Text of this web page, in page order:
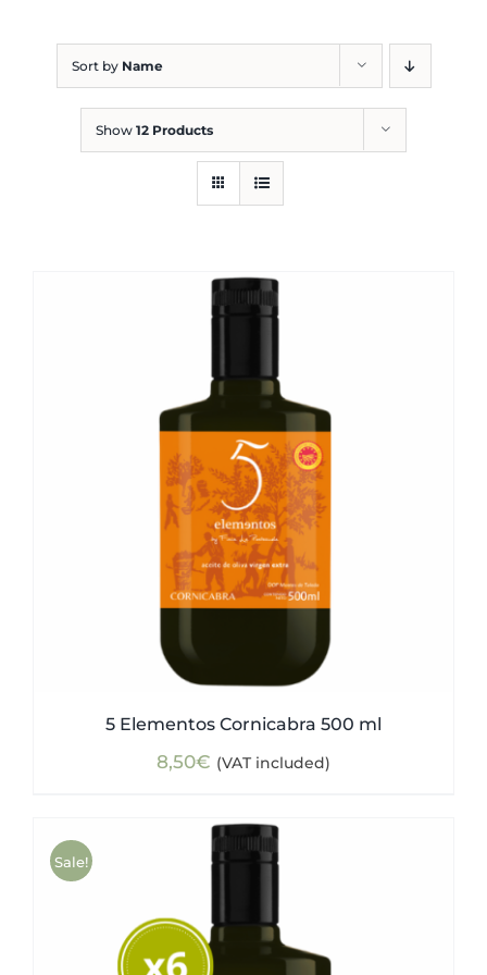
Sort by Name
Show 12 Products
5 Elementos Cornicabra 500 ml
8,50€ (VAT included)
Sale!